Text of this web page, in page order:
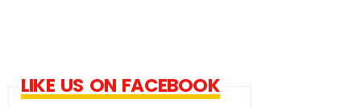
LIKE US ON FACEBOOK